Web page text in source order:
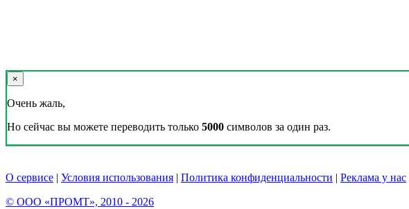
×
Очень жаль,
Но сейчас вы можете переводить только 5000 символов за один раз.
О сервисе | Условия использования | Политика конфиденциальности | Реклама у нас
© ООО «ПРОМТ», 2010 - 2026